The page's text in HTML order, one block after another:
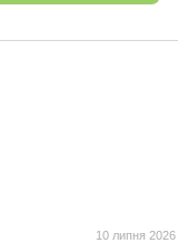
10 липня 2026